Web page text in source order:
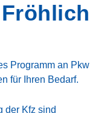
Programm an Pkw
für Ihren Bedarf.
der Kfz sind